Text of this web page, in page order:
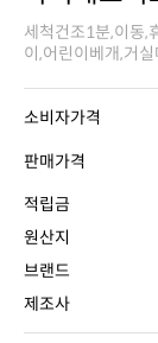
이,어린이베개,거
소비자가격
판매가격
적립금
원산지
브랜드
제조사